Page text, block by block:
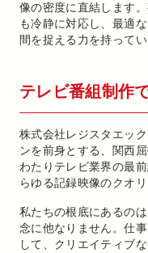
像の密度に直結します
も冷静に対応し、最適
間を捉える力を持ってい
テレビ番組制作
株式会社レジスタエッ
ンを前身とする、関西
わたりテレビ業界の最
らゆる記録映像のクオ
私たちの根底にあるの
念に他なりません。仕
して、クリエイティブ